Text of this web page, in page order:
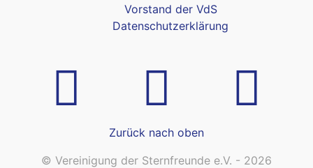
Vorstand der VdS
Datenschutzerklärung
Zurück nach oben
© Vereinigung der Sternfreunde e.V. - 2026